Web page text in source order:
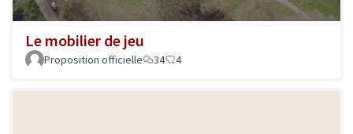
Le mobilier de jeu
Proposition officielle 34 4